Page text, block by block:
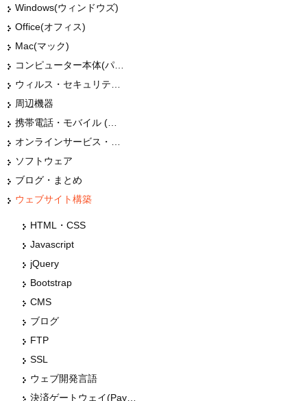
Windows(ウィンドウズ)
Office(オフィス)
Mac(マック)
周辺機器
ソフトウェア
ブログ・まとめ
ウェブサイト構築
HTML・CSS
Javascript
jQuery
Bootstrap
CMS
ブログ
FTP
SSL
ウェブ開発言語